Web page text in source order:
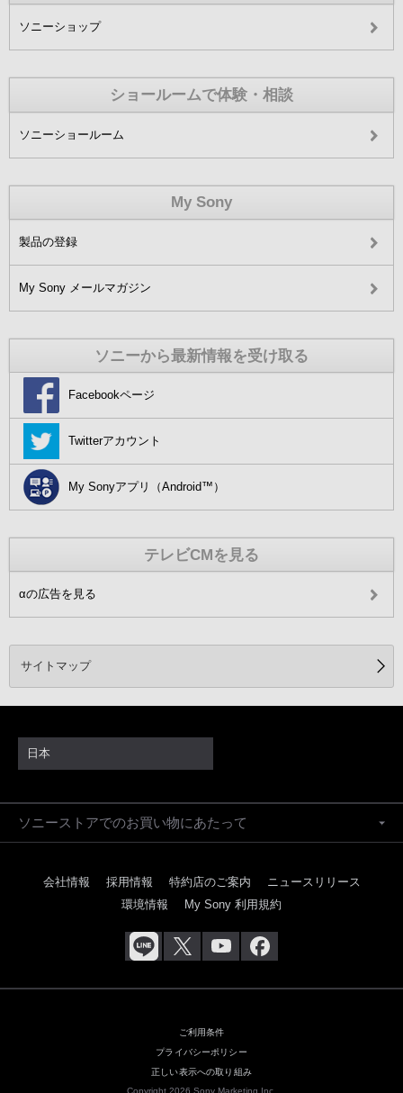
ソニーショップ
ショールームで体験・相談
ソニーショールーム
My Sony
製品の登録
My Sony メールマガジン
ソニーから最新情報を受け取る
Facebookページ
Twitterアカウント
My Sonyアプリ（Android™）
テレビCMを見る
αの広告を見る
サイトマップ
日本
ソニーストアでのお買い物にあたって
会社情報 採用情報 特約店のご案内
ニュースリリース
環境情報
My Sony 利用規約
ご利用条件
プライバシーポリシー
正しい表示への取り組み